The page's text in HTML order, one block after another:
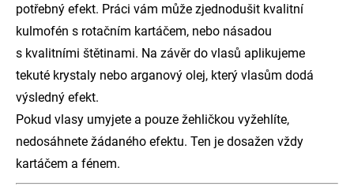
potřebný efekt. Práci vám může zjednodušit kvalitní
kulmofén s rotačním kartáčem, nebo násadou
s kvalitními štětinami. Na závěr do vlasů aplikujeme
tekuté krystaly nebo arganový olej, který vlasům dodá
výsledný efekt.
Pokud vlasy umyjete a pouze žehličkou vyžehlíte,
nedosáhnete žádaného efektu. Ten je dosažen vždy
kartáčem a fénem.